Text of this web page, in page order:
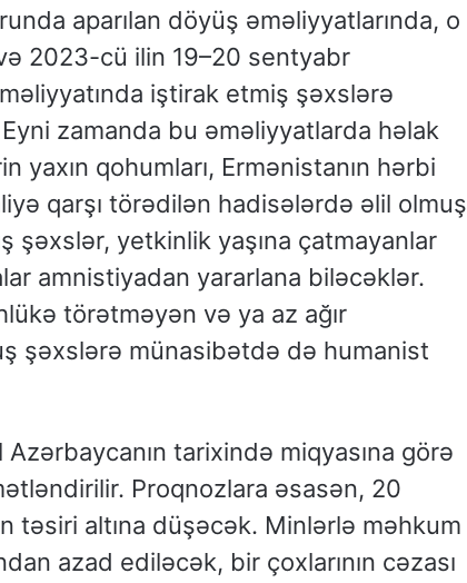
aparılan döyüş əməliyyatlarında, o
2023-cü ilin 19–20 sentyabr
iştirak etmiş şəxslərə
zamanda bu əməliyyatlarda həlak
qohumları, Ermənistanın hərbi
qarşı törədilən hadisələrdə əlil olmuş
şəxslər, yetkinlik yaşına çatmayanlar
amnistiyadan yararlana biləcəklər.
törətməyən və ya az ağır
şəxslərə münasibətdə də humanist
tarixində miqyasına görə
Proqnozlara əsasən, 20
təsiri altına düşəcək. Minlərlə məhkum
azad ediləcək, bir çoxlarının cəzası